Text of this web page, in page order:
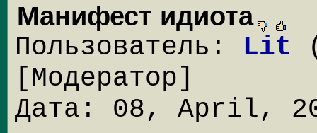
Манифест идиота
Пользователь: Lit
[Модератор]
Дата: 08, April,